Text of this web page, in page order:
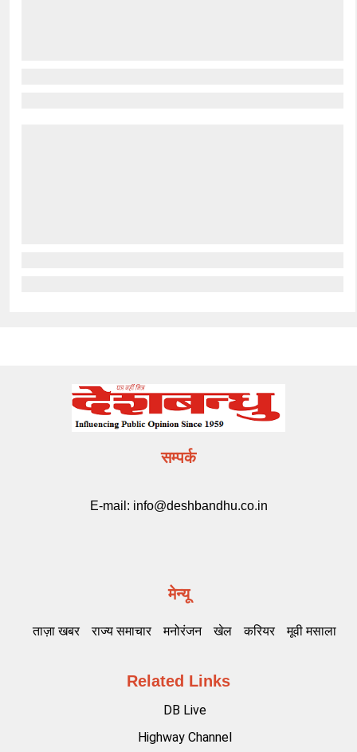
सम्पर्क
E-mail: info@deshbandhu.co.in
मेन्यू
ताज़ा खबर राज्य समाचार मनोरंजन खेल करियर मूवी मसाला
Related Links
DB Live
Highway Channel